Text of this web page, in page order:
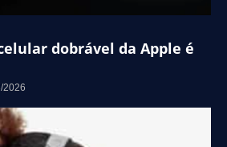
dobrável da Apple é
2026